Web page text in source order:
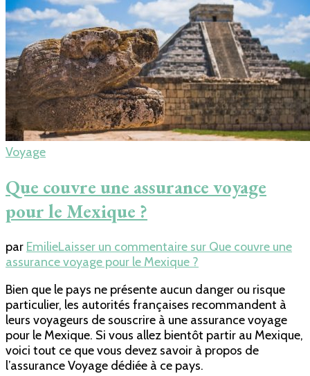
Voyage
Que couvre une assurance voyage
pour le Mexique ?
par EmilieLaisser un commentaire sur Que couvre une
assurance voyage pour le Mexique ?
Bien que le pays ne présente aucun danger ou risque
particulier, les autorités françaises recommandent à
leurs voyageurs de souscrire à une assurance voyage
pour le Mexique. Si vous allez bientôt partir au Mexique,
voici tout ce que vous devez savoir à propos de
l’assurance Voyage dédiée à ce pays.